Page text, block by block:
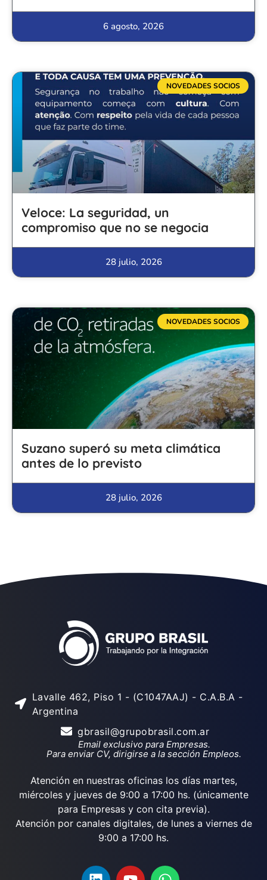
6 agosto, 2026
NOVEDADES SOCIOS
Veloce: La seguridad, un
compromiso que no se negocia
28 julio, 2026
NOVEDADES SOCIOS
Suzano superó su meta climática
antes de lo previsto
28 julio, 2026
Lavalle 462, Piso 1 - (C1047AAJ) - C.A.B.A -
Argentina
gbrasil@grupobrasil.com.ar
Email exclusivo para Empresas.
Para enviar CV, dirigirse a la sección Empleos.
Atención en nuestras oficinas los días martes,
miércoles y jueves de 9:00 a 17:00 hs. (únicamente
para Empresas y con cita previa).
Atención por canales digitales, de lunes a viernes de
9:00 a 17:00 hs.